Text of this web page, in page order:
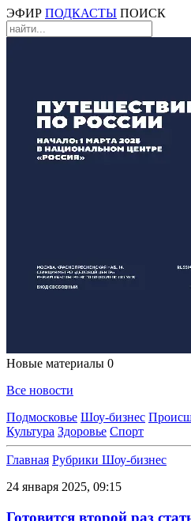
ЭФИР ПОДКАСТЫ ПОИСК
Новые материалы 0
Все новости
Подмосковье Шоу-бизнес
Культура Здоровье Спорт
Главная Рубрики Шоу-бизнес
24 января 2025, 09:15
Готовится второй раз